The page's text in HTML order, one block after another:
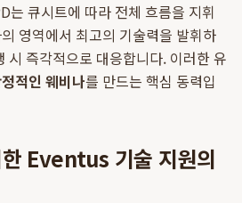
는 큐시트에 따라 전체 흐름을 지휘
영역에서 최고의 기술력을 발휘하
시 즉각적으로 대응합니다. 이러한 유
적인 웨비나를 만드는 핵심 동력입
Eventus 기술 지원의